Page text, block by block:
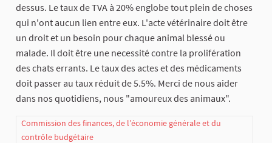
dessus. Le taux de TVA à 20% englobe tout plein de choses
qui n'ont aucun lien entre eux. L'acte vétérinaire doit être
un droit et un besoin pour chaque animal blessé ou
malade. Il doit être une necessité contre la prolifération
des chats errants. Le taux des actes et des médicaments
doit passer au taux réduit de 5.5%. Merci de nous aider
dans nos quotidiens, nous "amoureux des animaux".
Commission des finances, de l’économie générale et du
contrôle budgétaire